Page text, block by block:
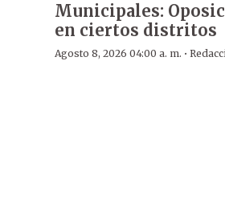
Municipales:
en ciertos distritos
Agosto 8, 2026 04:00 a. m. ·